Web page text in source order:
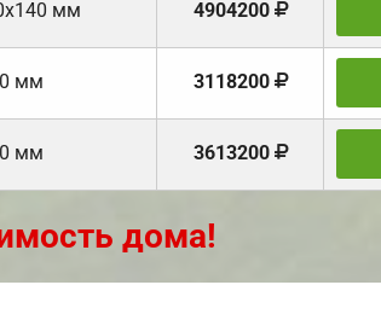
мм 4904200
мм 3118200
мм 3613200
дома!